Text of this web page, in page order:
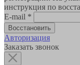
инструкция по
E-mail *
Авторизация
Заказать звонок